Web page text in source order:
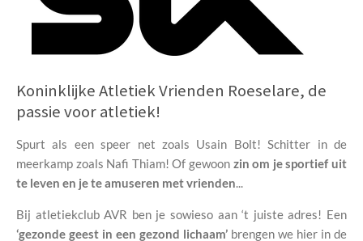
Koninklijke Atletiek Vrienden Roeselare, de
passie voor atletiek!
Spurt als een speer net zoals Usain Bolt!Schitter in de
meerkamp zoals Nafi Thiam!Of gewoon zin om je sportief uit
te leven en je te amuseren met vrienden...
Bij atletiekclub AVR ben je sowieso aan ‘t juiste adres! Een
‘gezonde geest in een gezond lichaam’ brengen we hier in de